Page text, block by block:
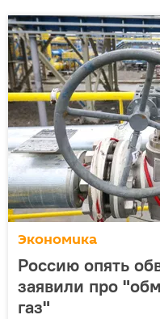
Экономика
Россию опять
заявили про
газ"